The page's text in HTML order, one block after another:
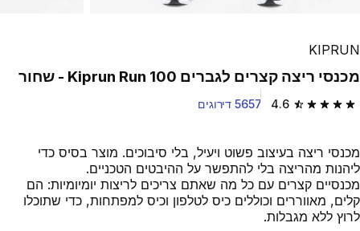
KIPRUN
מכנסי ריצה קצרים לגברים Kiprun Run 100 - שחור
4.6 4.6 out of 5 stars from 5657 reviews 5657 דירוגים
מכנסי ריצה בעיצוב פשוט ויעיל, בלי סיבוכים. מוצר בסיס כדי
ליהנות מהריצה בלי להתפשר על ההיבטים הטכניים.
מכנסיים קצרים עם כל מה שאתם צריכים לריצות יומיומיות: הם
קלים, מאווררים וכוללים כיס לטלפון וכיס למפתחות, כדי שתוכלו
לרוץ ללא מגבלות.